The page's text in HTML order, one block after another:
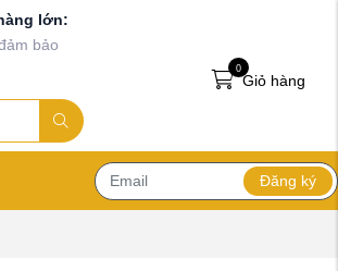
lớn:
bảo
Giỏ hàng
0
Đăng ký